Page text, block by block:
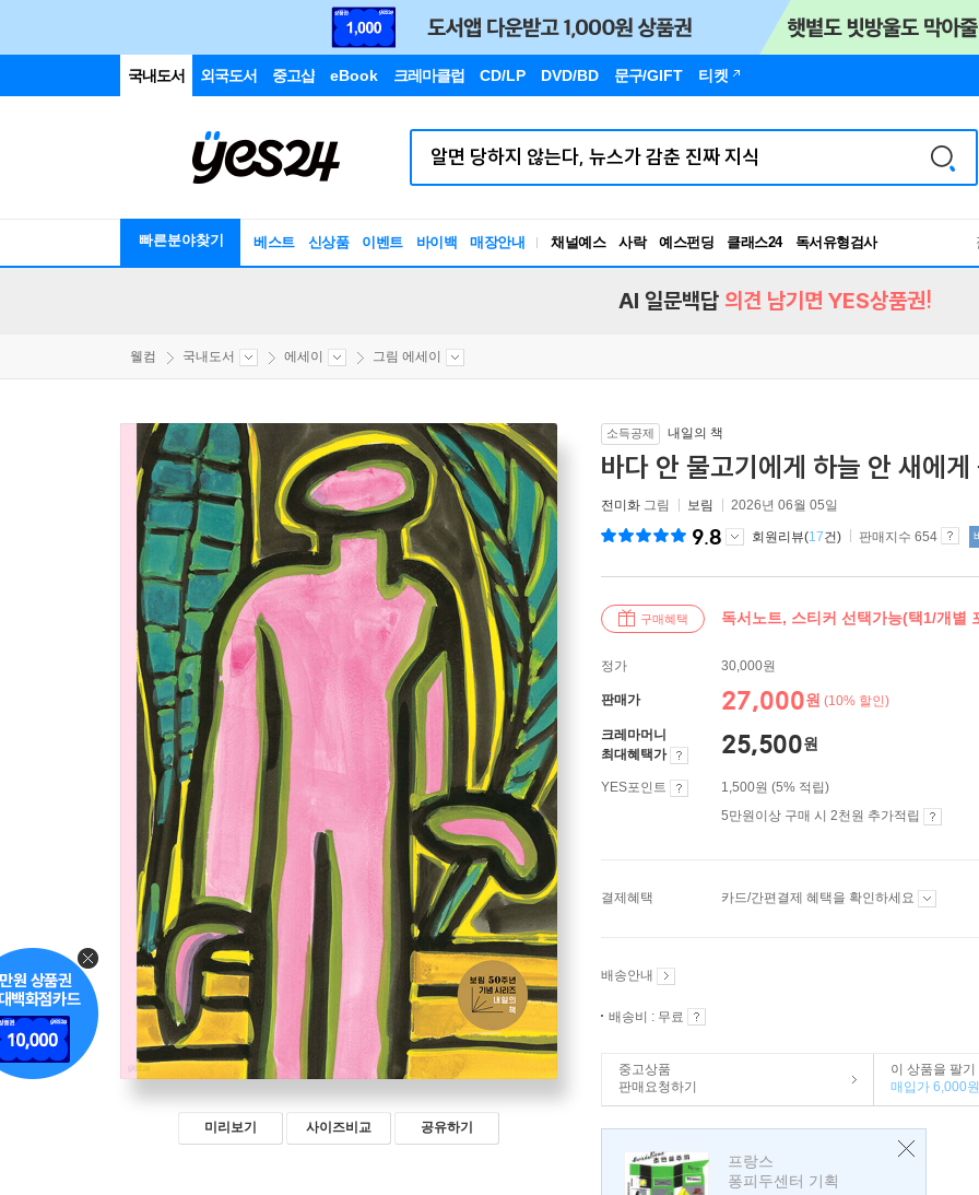
국내도서 외국도서 중고샵 eBook 크레마클럽 CD/LP DVD/BD 문구/GIFT 티켓
빠른분야찾기 베스트 신상품 이벤트 바이백 매장안내 채널예스 사락 예스펀딩 클래스24
독서유형검사
RBTI Lab
AI 일문백답 의견 남기면 YES상품권!
웰컴 국내도서 에세이 그림 에세이
미리보기 사이즈비교 공유하기
소득공제 내일의 책
바다 안 물고기에게 하늘 안 새에
전미화 그림 보림 2026년 06월 05일
9.8 회원리뷰(17건) 판매지수 654
구매혜택 독서노트, 스티커 선택가능(택1/개별
정가 30,000원
판매가 27,000원 (10% 할인)
크레마머니
최대혜택가
25,500원
YES포인트
1,500원 (5% 적립)
5만원이상 구매 시 2천원 추가적립
결제혜택 카드/간편결제 혜택을 확인하세요
배송안내
배송비 : 무료
중고상품
판매요청하기
이 상품을 팔기
매입가 6,000원
프랑스
퐁피두센터 기획